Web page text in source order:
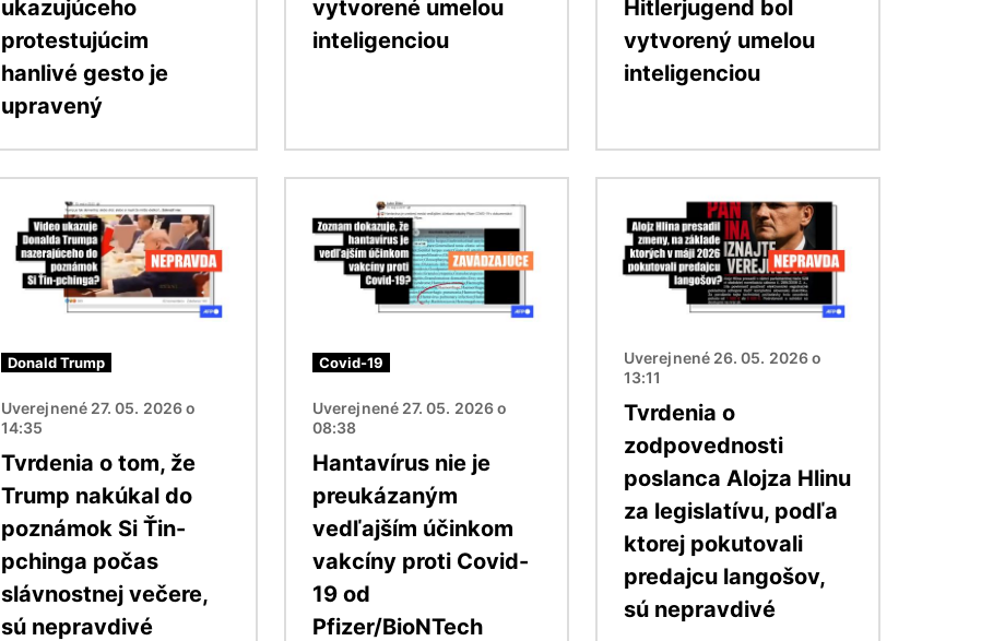
ukazujúceho
protestujúcim
hanlivé gesto je
upravený
vytvorené umelou
inteligenciou
Hitlerjugend bol
vytvorený umelou
inteligenciou
Donald Trump
Uverejnené 27. 05. 2026 o
14:35
Tvrdenia o tom, že
Trump nakúkal do
poznámok Si Ťin-
pchinga počas
slávnostnej večere,
sú nepravdivé
Covid-19
Uverejnené 27. 05. 2026 o
08:38
Hantavírus nie je
preukázaným
vedľajším účinkom
vakcíny proti Covid-
19 od
Pfizer/BioNTech
Uverejnené 26. 05. 2026 o
13:11
Tvrdenia o
zodpovednosti
poslanca Alojza Hlinu
za legislatívu, podľa
ktorej pokutovali
predajcu langošov,
sú nepravdivé